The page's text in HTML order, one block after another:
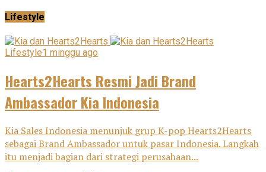
Lifestyle
Lifestyle1 minggu ago
Hearts2Hearts Resmi Jadi Brand
Ambassador Kia Indonesia
Kia Sales Indonesia menunjuk grup K-pop Hearts2Hearts
sebagai Brand Ambassador untuk pasar Indonesia. Langkah
itu menjadi bagian dari strategi perusahaan...